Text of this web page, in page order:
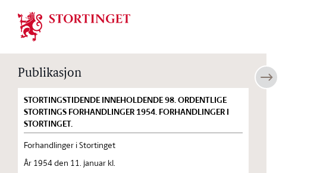
Stortinget.no
Publikasjon
STORTINGSTIDENDE INNEHOLDENDE 98. ORDENTLIGE
STORTINGS FORHANDLINGER 1954. FORHANDLINGER I
STORTINGET.
Forhandlinger i Stortinget
År 1954 den 11. januar kl.